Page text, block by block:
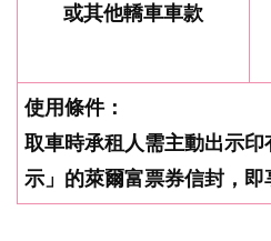
或其他轎車車款
使用條件：
取車時承租人需主動出示印
示」的萊爾富票券信封，即